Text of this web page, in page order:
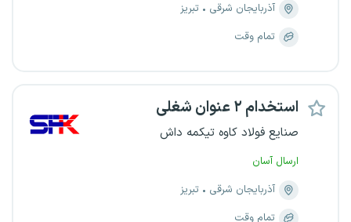
آذربایجان شرقی
تبریز
تمام وقت
استخدام ۲ عنوان شغلی
صنایع فولاد کاوه تیکمه داش
ارسال آسان
آذربایجان شرقی
تبریز
تمام وقت